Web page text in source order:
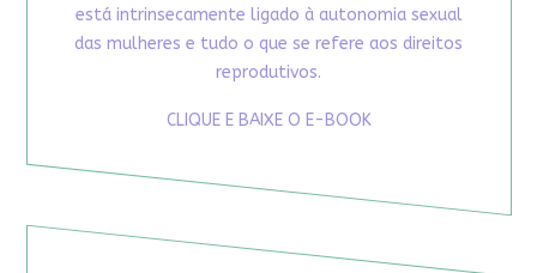
está intrinsecamente ligado à autonomia sexual
das mulheres e tudo o que se refere aos direitos
reprodutivos.
CLIQUE E BAIXE O E-BOOK